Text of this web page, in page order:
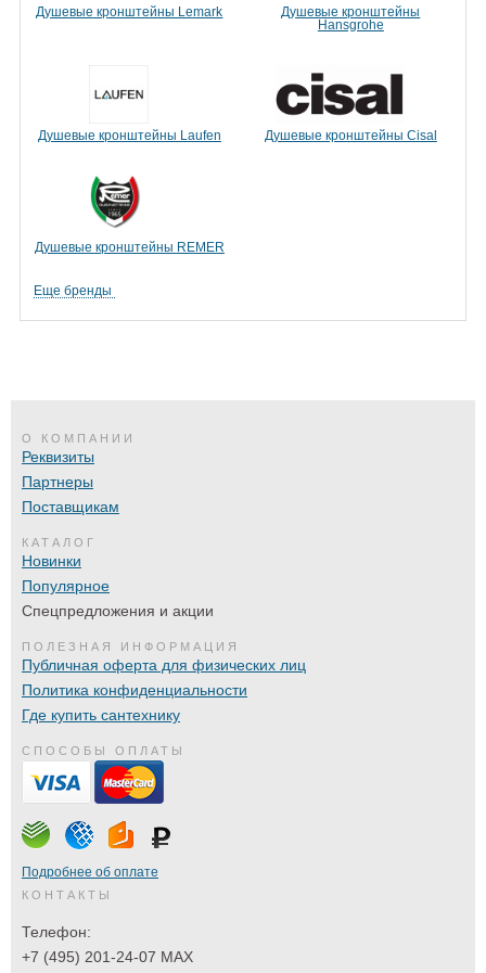
Душевые кронштейны Lemark
Душевые кронштейны
Hansgrohe
Душевые кронштейны Laufen Душевые кронштейны Cisal
Душевые кронштейны REMER
Еще бренды
О КОМПАНИИ
Реквизиты
Партнеры
Поставщикам
КАТАЛОГ
Новинки
Популярное
Спецпредложения и акции
ПОЛЕЗНАЯ ИНФОРМАЦИЯ
Публичная оферта для физических лиц
Политика конфиденциальности
Где купить сантехнику
СПОСОБЫ ОПЛАТЫ
Подробнее об оплате
КОНТАКТЫ
Телефон:
+7 (495) 201-24-07 MAX